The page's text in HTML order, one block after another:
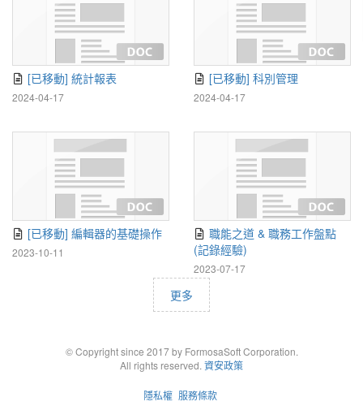
[已移動] 統計報表
2024-04-17
[已移動] 科別管理
2024-04-17
[已移動] 編輯器的基礎操作
2023-10-11
職能之道 & 職務工作盤點
(記錄經驗)
2023-07-17
更多
© Copyright since 2017 by FormosaSoft Corporation.
All rights reserved. 資安政策
隱私權 服務條款